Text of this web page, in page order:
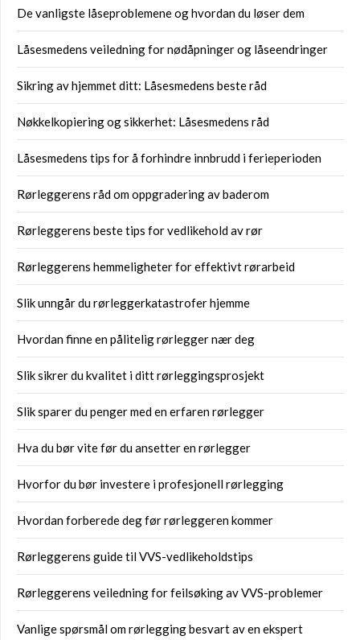
De vanligste låseproblemene og hvordan du løser dem
Låsesmedens veiledning for nødåpninger og låseendringer
Sikring av hjemmet ditt: Låsesmedens beste råd
Nøkkelkopiering og sikkerhet: Låsesmedens råd
Låsesmedens tips for å forhindre innbrudd i ferieperioden
Rørleggerens råd om oppgradering av baderom
Rørleggerens beste tips for vedlikehold av rør
Rørleggerens hemmeligheter for effektivt rørarbeid
Slik unngår du rørleggerkatastrofer hjemme
Hvordan finne en pålitelig rørlegger nær deg
Slik sikrer du kvalitet i ditt rørleggingsprosjekt
Slik sparer du penger med en erfaren rørlegger
Hva du bør vite før du ansetter en rørlegger
Hvorfor du bør investere i profesjonell rørlegging
Hvordan forberede deg før rørleggeren kommer
Rørleggerens guide til VVS-vedlikeholdstips
Rørleggerens veiledning for feilsøking av VVS-problemer
Vanlige spørsmål om rørlegging besvart av en ekspert